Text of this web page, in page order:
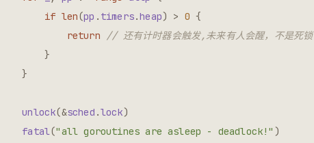
if len(pp . timers.heap) > 0 {
return
// 还有计时器会触发,未来有人会醒，不是死锁
}
}
unlock(&sched .lock)
fatal("all goroutines are asleep - deadlock!" )